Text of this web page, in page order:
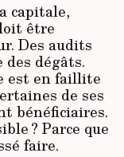
capitale,
être
Des audits
dégâts.
est en faillite
de ses
bénéficiaires.
? Parce que
faire.